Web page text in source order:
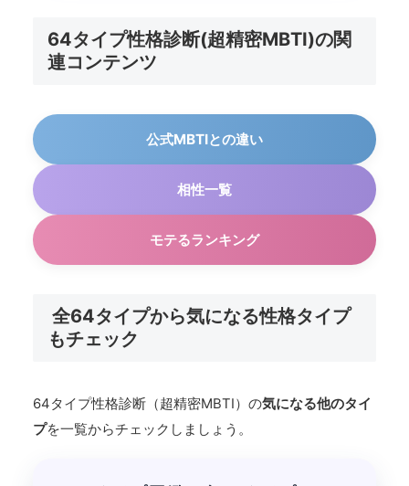
64タイプ性格診断(超精密MBTI)の関
連コンテンツ
公式MBTIとの違い
相性一覧
モテるランキング
全64タイプから気になる性格タイプ
もチェック
64タイプ性格診断（超精密MBTI）の気になる他のタイ
プを一覧からチェックしましょう。